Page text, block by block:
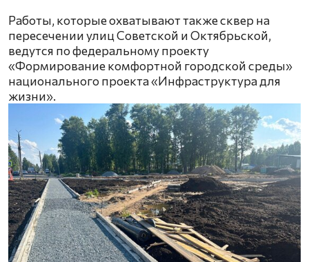
Работы, которые охватывают также сквер на
пересечении улиц Советской и Октябрьской,
ведутся по федеральному проекту
«Формирование комфортной городской среды»
национального проекта «Инфраструктура для
жизни».